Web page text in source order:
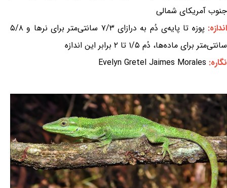
جنوب آمریکای شمالی
اندازه:
پوزه تا پایه‌ی دُم به درازای ۷/۳ سانتی‌متر برای نرها و ۵/۸
سانتی‌متر برای ماده‌ها، دُم ۱/۵ تا ۲ برابر این اندازه
نگاره: Evelyn Gretel Jaimes Morales